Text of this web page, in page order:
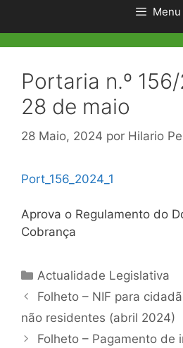
Menu
Portaria n.º
28 de maio
28 Maio, 2024 por Hilario
Port_156_2024_1
Aprova o Regulamento do
Cobrança
Categorias
Actualidade Legislativa
Navegação
de
Folheto – NIF para
não residentes (abril 2024)
Folheto – Pagamento de